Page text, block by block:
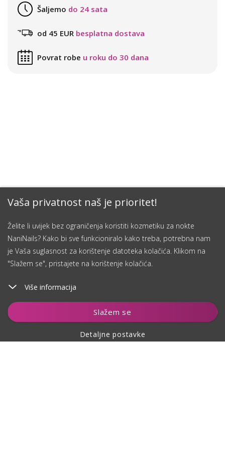
Vaša privatnost naš je prioritet!
Želite li uvijek bez ograničenja koristiti kozmetiku za nokte
NaniNails? Kako bi sve funkcioniralo kako treba, potrebna nam
je Vaša suglasnost za korištenje datoteka kolačića. Klikom na
"Slažem se", pristajete na korištenje kolačića.
Više informacija
Slažem se
Detaljne postavke
Dodaj u košaricu
Šaljemo do 24 sata
od 45 EUR besplatna dostava
Povrat robe u roku do 30 dana